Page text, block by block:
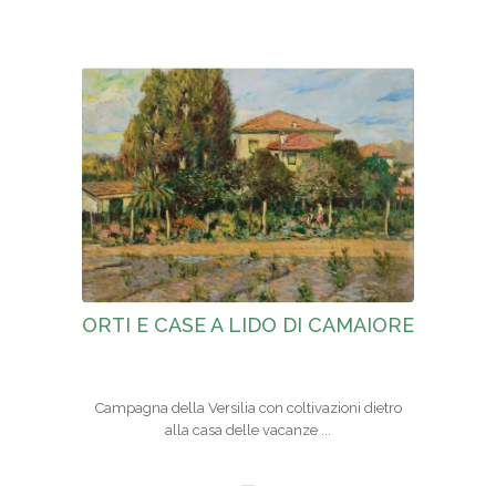
ORTI E CASE A LIDO DI CAMAIORE
Campagna della Versilia con coltivazioni dietro
alla casa delle vacanze ...